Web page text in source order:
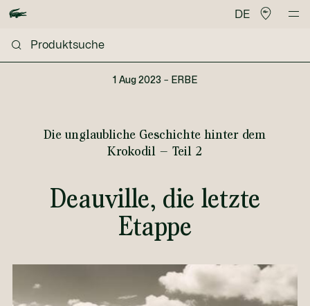
DE
1 Aug 2023 – ERBE
Die unglaubliche Geschichte hinter dem
Krokodil – Teil 2
Deauville, die letzte
Etappe